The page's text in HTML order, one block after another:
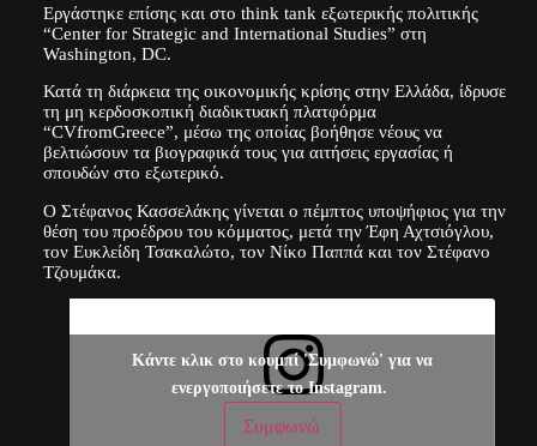
Εργάστηκε επίσης και στο think tank εξωτερικής πολιτικής
“Center for Strategic and International Studies” στη
Washington, DC.
Κατά τη διάρκεια της οικονομικής κρίσης στην Ελλάδα, ίδρυσε
τη μη κερδοσκοπική διαδικτυακή πλατφόρμα
“CVfromGreece”, μέσω της οποίας βοήθησε νέους να
βελτιώσουν τα βιογραφικά τους για αιτήσεις εργασίας ή
σπουδών στο εξωτερικό.
Ο Στέφανος Κασσελάκης γίνεται ο πέμπτος υποψήφιος για την
θέση του προέδρου του κόμματος, μετά την Έφη Αχτσιόγλου,
τον Ευκλείδη Τσακαλώτο, τον Νίκο Παππά και τον Στέφανο
Τζουμάκα.
Κάντε κλικ στο κουμπί 'Συμφωνώ' για να
ενεργοποιήσετε το Instagram.
Συμφωνώ